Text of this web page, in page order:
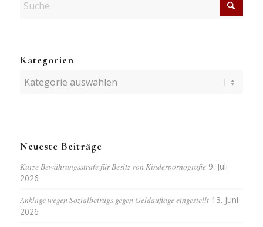
Kategorien
Kategorien
Neueste Beiträge
Kurze Bewährungsstrafe für Besitz von Kinderpornografie 9. Juli
2026
Anklage wegen Sozialbetrugs gegen Geldauflage eingestellt 13. Juni
2026